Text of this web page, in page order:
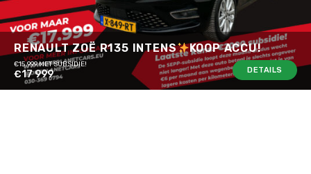
RENAULT ZOË R135 INTENS KOOP ACCU!
€15.999 MET SUBSIDIE!
€17 999 DETAILS